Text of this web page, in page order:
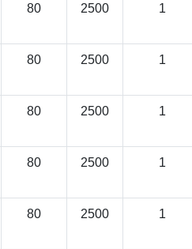
80 2500 1
80 2500 1
80 2500 1
80 2500 1
80 2500 1